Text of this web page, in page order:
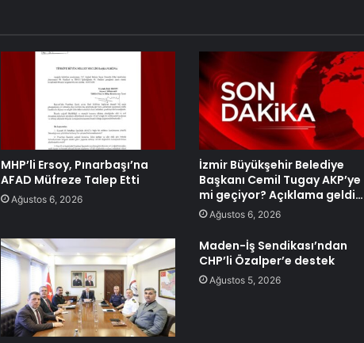
MHP’li Ersoy, Pınarbaşı’na
AFAD Müfreze Talep Etti
Ağustos 6, 2026
İzmir Büyükşehir Belediye
Başkanı Cemil Tugay AKP’ye
mi geçiyor? Açıklama geldi…
Ağustos 6, 2026
Maden-İş Sendikası’ndan
CHP’li Özalper’e destek
Ağustos 5, 2026